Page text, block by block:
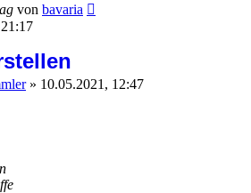
von bavaria
» 10.05.2021, 12:47